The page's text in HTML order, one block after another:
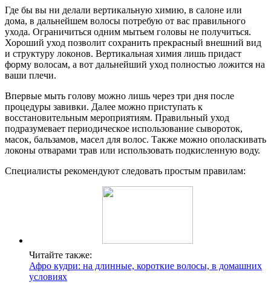
Где бы вы ни делали вертикальную химию, в салоне или
дома, в дальнейшем волосы потребую от вас правильного
ухода. Ограничиться одним мытьем головы не получиться.
Хороший уход позволит сохранить прекрасный внешний вид
и структуру локонов. Вертикальная химия лишь придаст
форму волосам, а вот дальнейший уход полностью ложится на
ваши плечи.
Впервые мыть голову можно лишь через три дня после
процедуры завивки. Далее можно приступать к
восстановительным мероприятиям. Правильный уход
подразумевает периодическое использование сывороток,
масок, бальзамов, масел для волос. Также можно ополаскивать
локоны отварами трав или использовать подкисленную воду.
Специалисты рекомендуют следовать простым правилам:
Читайте также:
Афро кудри: на длинные, короткие волосы, в домашних
условиях